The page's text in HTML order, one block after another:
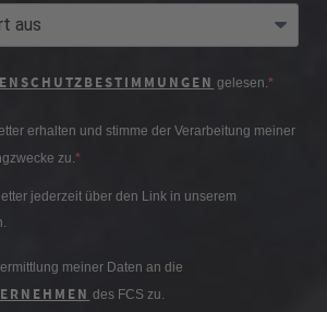
gelesen.
erhalten und stimme der Verarbeitung meiner
zu.
jederzeit über den Link in unserem
meiner Daten an die
des FCS zu.